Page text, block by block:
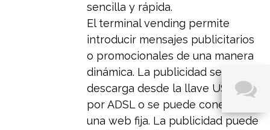
sencilla y rápida.
El terminal vending permite
introducir mensajes publicitarios
o promocionales de una manera
dinámica. La publicidad se
descarga desde la llave USB o
por ADSL o se puede conectar a
una web fija. La publicidad puede